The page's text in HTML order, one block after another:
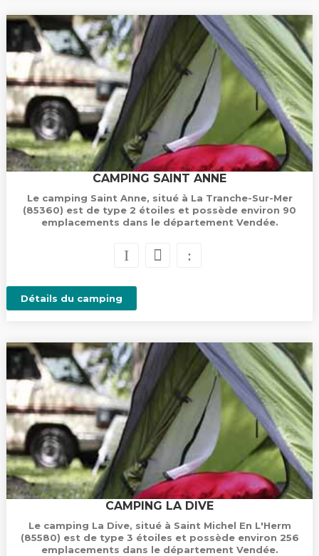
CAMPING SAINT ANNE
Le camping Saint Anne, situé à La Tranche-Sur-Mer
(85360) est de type 2 étoiles et possède environ 90
emplacements dans le département Vendée.
Détails du camping
CAMPING LA DIVE
Le camping La Dive, situé à Saint Michel En L'Herm
(85580) est de type 3 étoiles et possède environ 256
emplacements dans le département Vendée.